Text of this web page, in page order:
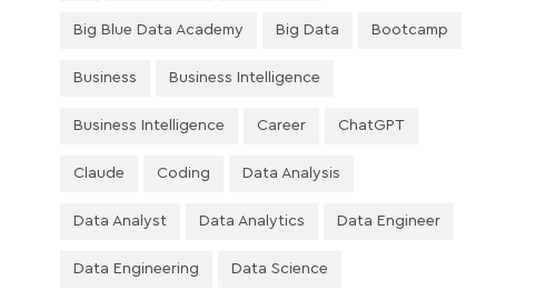
Big Blue Data Academy Big Data Bootcamp
Business Business Intelligence
Business Intelligence Career ChatGPT
Claude Coding Data Analysis
Data Analyst Data Analytics Data Engineer
Data Engineering Data Science